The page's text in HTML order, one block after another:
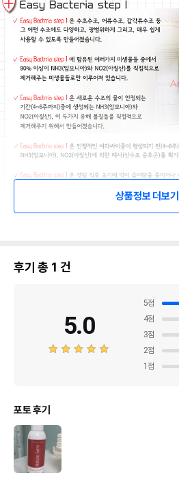
상품정보 더보기
후기 총 1 건
5.0
5점
4점
3점
2점
1 점
포토 후기